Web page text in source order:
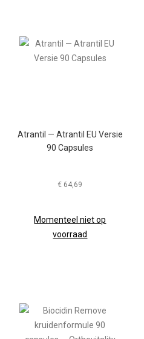
Atrantil — Atrantil EU Versie
90 Capsules
€ 64,69
Momenteel niet op
voorraad